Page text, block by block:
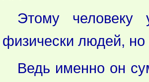
Этому человеку
физически людей,
Ведь именно он